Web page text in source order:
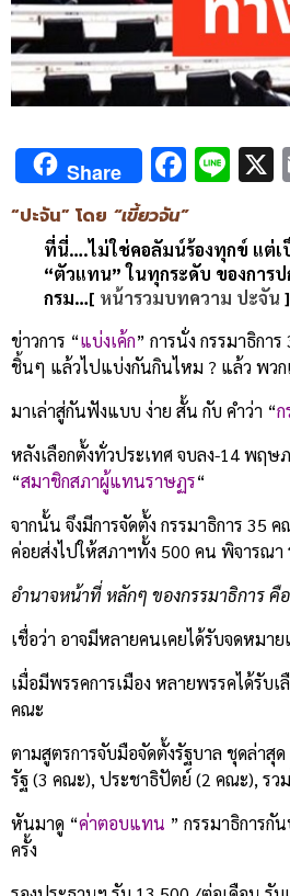
Share
“ปะจัน” โดย “เขี้ยวจัน”
ที่นี่….ไม่ใช่คอลัมน์ร้องทุกข์ แต่เ
“ตัวแทน” ในทุกระดับ ของการ
กรม…[ หน้ารวมบทความ ปะจัน ]
ข่าวการ “แบ่งเค้ก” การนั่ง กรรมาธิกา
ชิ้นๆ แล้วไปแบ่งกันกินไหม ? แล้ว พวก
มาเล่าสู่กันฟังแบบ ง่าย สั้น กับ คำว่า “ก
หลังเลือกตั้งทั่วประเทศ จบลง-14 พฤ
“สมาชิกสภาผู้แทนราษฏร“
จากนั้น จึงมีการจัดตั้ง กรรมาธิการ
ค่อยส่งไปให้สภาฯทั้ง 500 คน พิจารณา
อำนาจหน้าที่ หลักๆ ของกรรมาธิการ คือ
เชื่อว่า อาจมีหลายคนเคยได้รับจดหม
เมื่อมีพรรคการเมือง หลายพรรคได้รับ
คณะ
ตามสูตรการจับมือจัดตั้งรัฐบาล ชุดล่าสุ
รัฐ (3 คณะ), ประชาธิปัตย์ (2 คณะ), ร
หันมาดู “ค่าตอบแทน ” กรรมาธิการกั
ครั้ง